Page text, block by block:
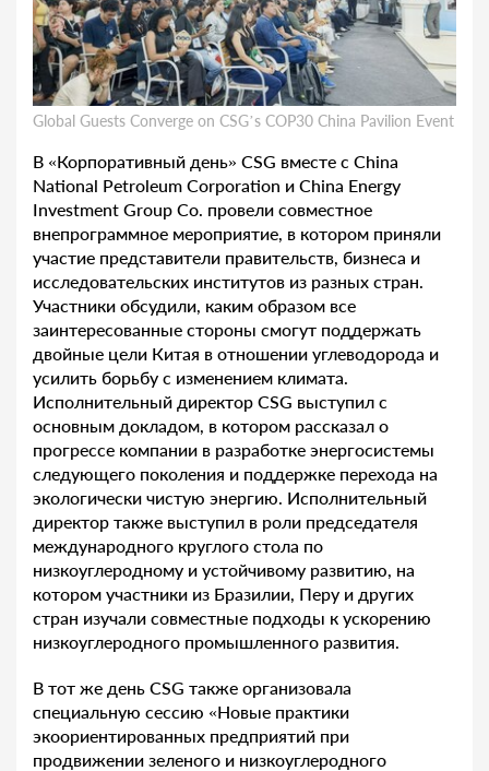
Global Guests Converge on CSG’s COP30 China Pavilion Event
В «Корпоративный день» CSG вместе с China
National Petroleum Corporation и China Energy
Investment Group Co. провели совместное
внепрограммное мероприятие, в котором приняли
участие представители правительств, бизнеса и
исследовательских институтов из разных стран.
Участники обсудили, каким образом все
заинтересованные стороны смогут поддержать
двойные цели Китая в отношении углеводорода и
усилить борьбу с изменением климата.
Исполнительный директор CSG выступил с
основным докладом, в котором рассказал о
прогрессе компании в разработке энергосистемы
следующего поколения и поддержке перехода на
экологически чистую энергию. Исполнительный
директор также выступил в роли председателя
международного круглого стола по
низкоуглеродному и устойчивому развитию, на
котором участники из Бразилии, Перу и других
стран изучали совместные подходы к ускорению
низкоуглеродного промышленного развития.
В тот же день CSG также организовала
специальную сессию «Новые практики
экоориентированных предприятий при
продвижении зеленого и низкоуглеродного